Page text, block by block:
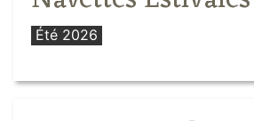
Été 2026